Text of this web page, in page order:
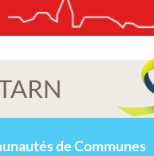
de Communes